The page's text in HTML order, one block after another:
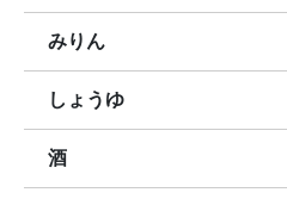
みりん
しょうゆ
酒